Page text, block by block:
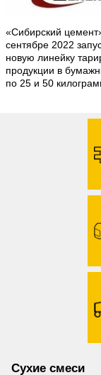
«Сибирский
сентябре 2022
новую линейку
продукции в
по 25 и 50
Сухие смеси